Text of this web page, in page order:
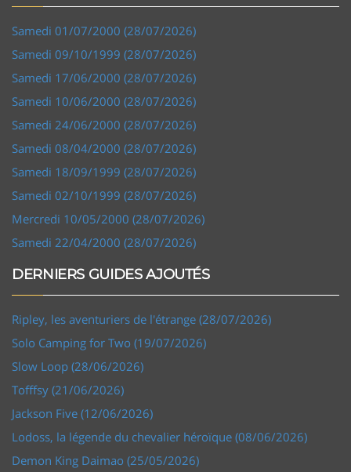
Samedi 01/07/2000 (28/07/2026)
Samedi 09/10/1999 (28/07/2026)
Samedi 17/06/2000 (28/07/2026)
Samedi 10/06/2000 (28/07/2026)
Samedi 24/06/2000 (28/07/2026)
Samedi 08/04/2000 (28/07/2026)
Samedi 18/09/1999 (28/07/2026)
Samedi 02/10/1999 (28/07/2026)
Mercredi 10/05/2000 (28/07/2026)
Samedi 22/04/2000 (28/07/2026)
DERNIERS GUIDES AJOUTÉS
Ripley, les aventuriers de l'étrange (28/07/2026)
Solo Camping for Two (19/07/2026)
Slow Loop (28/06/2026)
Tofffsy (21/06/2026)
Jackson Five (12/06/2026)
Lodoss, la légende du chevalier héroïque (08/06/2026)
Demon King Daimao (25/05/2026)